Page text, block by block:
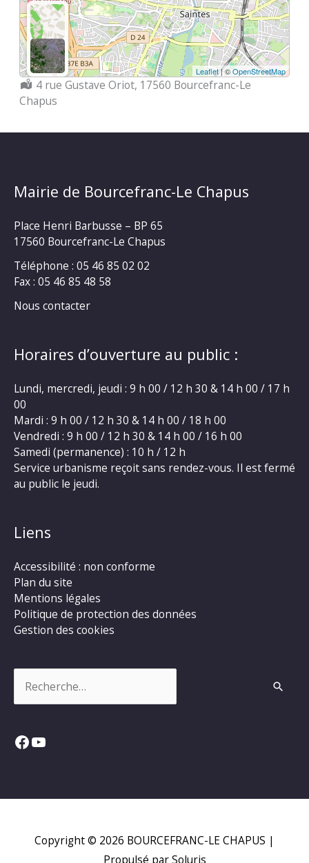
Leaflet| ©OpenStreetMap
Localisation :
4 rue Gustave Oriot, 17560 Bourcefranc-Le
Chapus
Mairie de Bourcefranc-Le Chapus
Place Henri Barbusse – BP 65
17560 Bourcefranc-Le Chapus
Téléphone : 05 46 85 02 02
Fax : 05 46 85 48 58
Nous contacter
Horaires d’ouverture au public :
Lundi, mercredi, jeudi : 9 h 00 / 12 h 30 & 14 h 00 / 17 h
00
Mardi : 9 h 00 / 12 h 30 & 14 h 00 / 18 h 00
Vendredi : 9 h 00 / 12 h 30 & 14 h 00 / 16 h 00
Samedi (permanence) : 10 h / 12 h
Service urbanisme reçoit sans rendez-vous. Il est fermé
au public le jeudi.
Liens
Accessibilité : non conforme
Plan du site
Mentions légales
Politique de protection des données
Gestion des cookies
Facebook
YouTube
Copyright © 2026 BOURCEFRANC-LE CHAPUS |
Propulsé par Soluris